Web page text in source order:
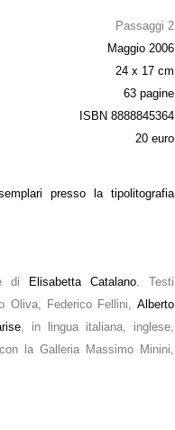
Passaggi 2
Maggio 2006
24 x 17 cm
63 pagine
ISBN 8888845364
20 euro
presso la tipolitografia
di Elisabetta Catalano. Testi
Oliva, Federico Fellini, Alberto
, in lingua italiana, inglese,
la Galleria Massimo Minini,